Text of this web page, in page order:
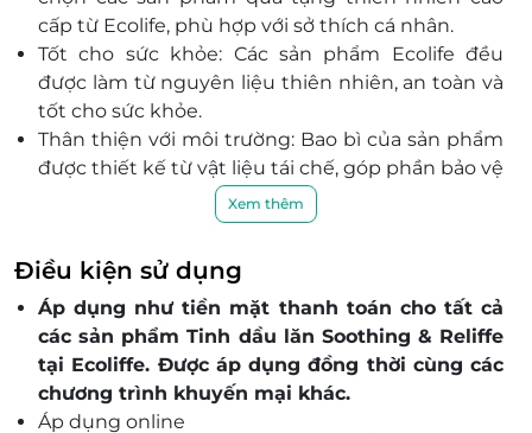
cấp từ Ecolife, phù hợp với sở thích cá nhân.
Tốt cho sức khỏe: Các sản phẩm Ecolife đều
được làm từ nguyên liệu thiên nhiên, an toàn và
tốt cho sức khỏe.
Thân thiện với môi trường: Bao bì của sản phẩm
được thiết kế từ vật liệu tái chế, góp phần bảo vệ
Tiện lợi và dễ sử dụng: Chỉ cần trao thẻ, người
nhận sẽ có thể mua sắm và lựa chọn sản phẩm
yêu thích.
Lựa chọn lý tưởng cho mọi dịp: Thẻ quà tặng
Ecolife là món quà tuyệt vời cho các dịp sinh
nhật, lễ hội, sự kiện doanh nghiệp và nhiều dịp
đặc biệt khác
Xem thêm
Điều kiện sử dụng
Áp dụng như tiền mặt thanh toán cho tất cả
các sản phẩm Tinh dầu lăn Soothing & Reliffe
tại Ecoliffe. Được áp dụng đồng thời cùng các
chương trình khuyến mại khác.
Áp dụng online